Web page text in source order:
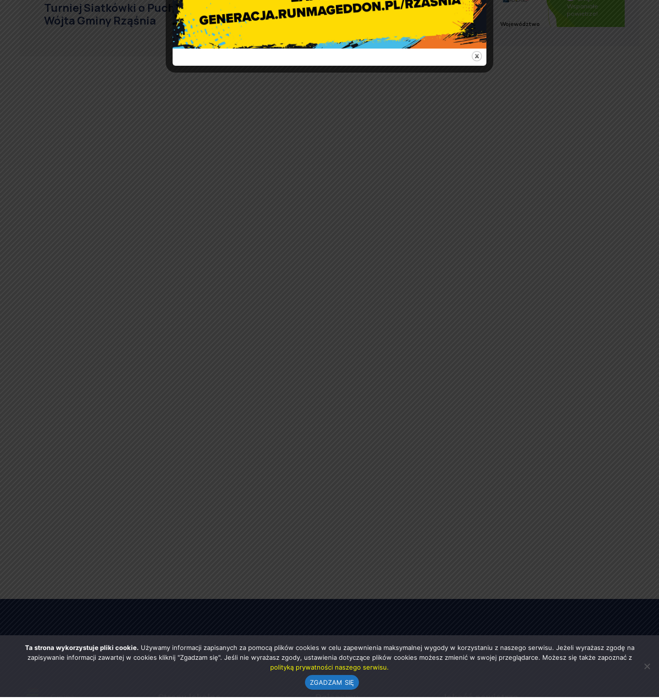
Turniej Siatkówki o Puchar
Wójta Gminy Rząśnia
MOD Gminy Rząśnia ogłasza
Strony lokalne Polecamy Jakość powietrza
Ta strona wykorzystuje pliki cookie. Używamy informacji zapisanych za pomocą plików cookies w celu zapewnienia maksymalnej wygody w korzystaniu z naszego serwisu. Jeżeli wyrażasz zgodę na
zapisywanie informacji zawartej w cookies kliknij "Zgadzam się". Jeśli nie wyrażasz zgody, ustawienia dotyczące plików cookies możesz zmienić w swojej przeglądarce. Możesz się także zapoznać z
polityką prywatności naszego serwisu.
ZGADZAM SIĘ